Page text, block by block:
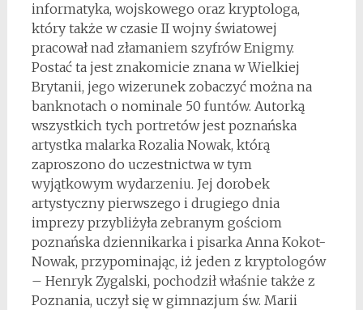
informatyka, wojskowego oraz kryptologa,
który także w czasie II wojny światowej
pracował nad złamaniem szyfrów Enigmy.
Postać ta jest znakomicie znana w Wielkiej
Brytanii, jego wizerunek zobaczyć można na
banknotach o nominale 50 funtów. Autorką
wszystkich tych portretów jest poznańska
artystka malarka Rozalia Nowak, którą
zaproszono do uczestnictwa w tym
wyjątkowym wydarzeniu. Jej dorobek
artystyczny pierwszego i drugiego dnia
imprezy przybliżyła zebranym gościom
poznańska dziennikarka i pisarka Anna Kokot-
Nowak, przypominając, iż jeden z kryptologów
– Henryk Zygalski, pochodził właśnie także z
Poznania, uczył się w gimnazjum św. Marii